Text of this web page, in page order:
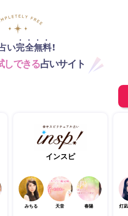
い完全無料！
しできる占いサイト
インスピ
みちる 天音 春陽
灯